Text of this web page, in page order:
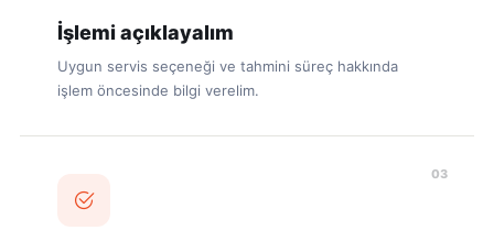
İşlemi açıklayalım
Uygun servis seçeneği ve tahmini süreç hakkında
işlem öncesinde bilgi verelim.
03